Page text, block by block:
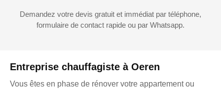
Entreprise chauffagiste à Oeren
Vous êtes en phase de rénover votre appartement ou
Demandez votre devis gratuit et immédiat par téléphone,
formulaire de contact rapide ou par Whatsapp.